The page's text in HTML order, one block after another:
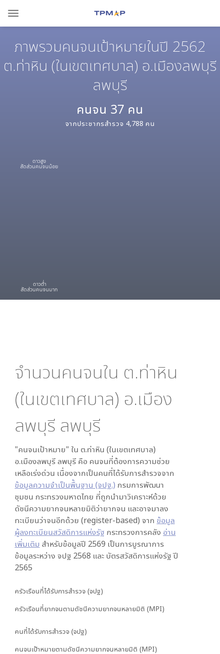
menu
ภาพรวมคนจนเป้าหมายในปี 2562
ต.ท่าหิน (ในเขตเทศบาล) อ.เมืองลพบุรี
ลพบุรี
คนจน 37 คน
จากประชากรสำรวจ 4,788 คน
ดาวสูง
สัดส่วนคนจนน้อย
ดาวต่ำ
สัดส่วนคนจนมาก
จำนวนคนจนใน ต.ท่าหิน
(ในเขตเทศบาล) อ.เมือง
ลพบุรี ลพบุรี
"คนจนเป้าหมาย" ใน ต.ท่าหิน (ในเขตเทศบาล)
อ.เมืองลพบุรี ลพบุรี คือ คนจนที่ต้องการความช่วย
เหลือเร่งด่วน เนื่องจากเป็นคนที่ได้รับการสำรวจจาก
ข้อมูลความจำเป็นพื้นฐาน (จปฐ.) กรมการพัฒนา
ชุมชน กระทรวงมหาดไทย ที่ถูกนำมาวิเคราะห์ด้วย
ดัชนีความยากจนหลายมิติว่ายากจน และอาจมาลง
ทะเบียนว่าจนอีกด้วย (register-based) จาก ข้อมูล
ผู้ลงทะเบียนสวัสดิการแห่งรัฐ กระทรวงการคลัง อ่าน
เพิ่มเติม สำหรับข้อมูลปี 2569 เป็นการบูรณาการ
ข้อมูลระหว่าง จปฐ 2568 และ บัตรสวัสดิการแห่งรัฐ ปี
2565
ครัวเรือนที่ได้รับการสำรวจ (จปฐ)
ครัวเรือนที่ยากจนตามดัชนีความยากจนหลายมิติ (MPI)
คนที่ได้รับการสำรวจ (จปฐ)
คนจนเป้าหมายตามดัชนีความยากจนหลายมิติ (MPI)